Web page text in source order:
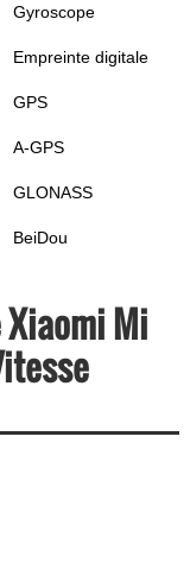
Gyroscope
Empreinte digitale
GPS
A-GPS
GLONASS
BeiDou
Mi